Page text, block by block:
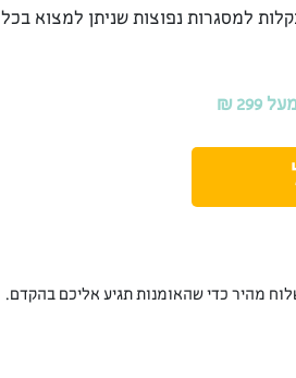
למסגרות נפוצות שניתן למצוא בכל
₪